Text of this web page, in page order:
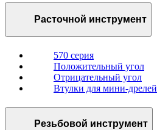
Расточной инструмент
570 серия
Положительный угол
Отрицательный угол
Втулки для мини-дрелей
Резьбовой инструмент